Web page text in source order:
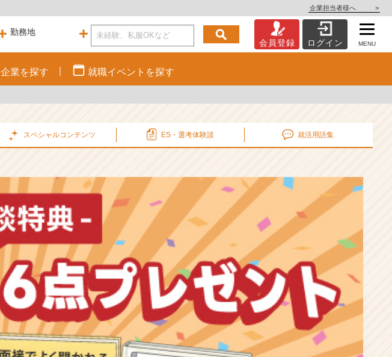
企業担当者様へ >
会員登録 ログイン MENU
企業を探す 就職イベント を探す
スペシャルコンテンツ ES・選考体験談 就活用語集